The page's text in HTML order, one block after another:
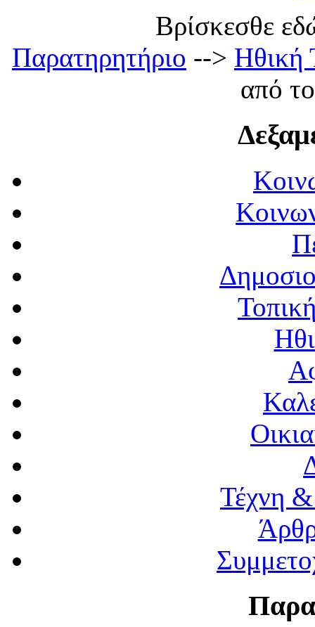
Βρίσκεσθε
Παρατηρητήριο --> Ηθική
από
Τέχνη